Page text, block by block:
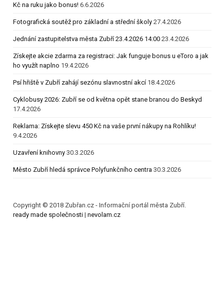
Kč na ruku jako bonus! 6.6.2026
Fotografická soutěž pro základní a střední školy 27.4.2026
Jednání zastupitelstva města Zubří 23.4.2026 14:00 23.4.2026
Získejte akcie zdarma za registraci: Jak funguje bonus u eToro a jak
ho využít naplno 19.4.2026
Psí hřiště v Zubří zahájí sezónu slavnostní akcí 18.4.2026
Cyklobusy 2026: Zubří se od května opět stane branou do Beskyd
17.4.2026
Reklama: Získejte slevu 450 Kč na vaše první nákupy na Rohlíku!
9.4.2026
Uzavření knihovny 30.3.2026
Město Zubří hledá správce Polyfunkčního centra 30.3.2026
Copyright © 2018 Zubřan.cz - Informační portál města Zubří.
ready made společnosti | nevolam.cz